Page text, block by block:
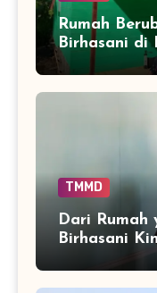
Rumah
Birhasani di
Ikut Tumbuh
TMMD
Dari Rumah
Birhasani
Tempat